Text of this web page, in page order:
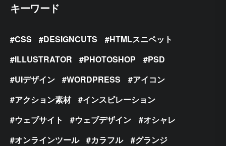
キーワード
CSS DESIGNCUTS
HTMLスニペット
ILLUSTRATOR
PHOTOSHOP
PSD
UIデザイン
WORDPRESS
アイコン
アクション素材
インスピレーション
ウェブサイト
ウェブデザイン
オシャレ
オンラインツール
カラフル
グランジ